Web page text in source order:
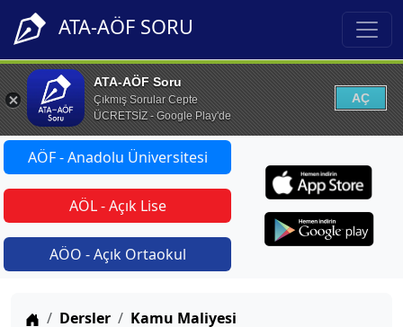
ATA-AÖF SORU
ATA-AÖF Soru
Çıkmış Sorular Cepte
ÜCRETSİZ - Google Play'de
AÇ
AÖF - Anadolu Üniversitesi
AÖL - Açık Lise
AÖO - Açık Ortaokul
Anasayfa
Dersler
Kamu Maliyesi